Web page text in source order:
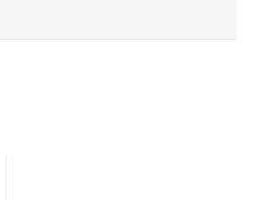
1990, nr 28
Zakładów
Zakładów
Zakładów
1990, nr 31